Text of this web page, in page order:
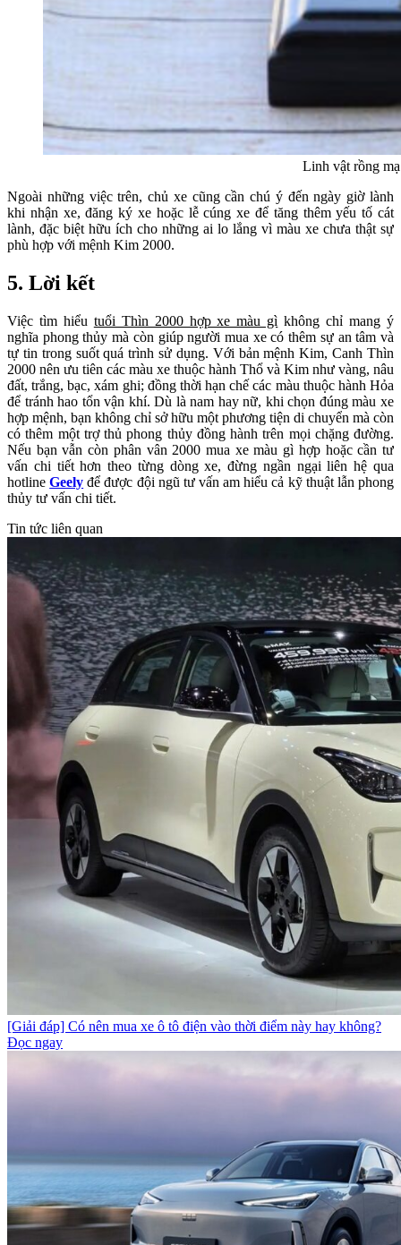
Linh vật rồng
Ngoài những việc trên, chủ xe cũng cần chú ý đến ngày giờ lành
khi nhận xe, đăng ký xe hoặc lễ cúng xe để tăng thêm yếu tố cát
lành, đặc biệt hữu ích cho những ai lo lắng vì màu xe chưa thật sự
phù hợp với mệnh Kim 2000.
5. Lời kết
Việc tìm hiểu tuổi Thìn 2000 hợp xe màu gì không chỉ mang ý
nghĩa phong thủy mà còn giúp người mua xe có thêm sự an tâm và
tự tin trong suốt quá trình sử dụng. Với bản mệnh Kim, Canh Thìn
2000 nên ưu tiên các màu xe thuộc hành Thổ và Kim như vàng, nâu
đất, trắng, bạc, xám ghi; đồng thời hạn chế các màu thuộc hành Hỏa
để tránh hao tổn vận khí. Dù là nam hay nữ, khi chọn đúng màu xe
hợp mệnh, bạn không chỉ sở hữu một phương tiện di chuyển mà còn
có thêm một trợ thủ phong thủy đồng hành trên mọi chặng đường.
Nếu bạn vẫn còn phân vân 2000 mua xe màu gì hợphoặc cần tư
vấn chi tiết hơn theo từng dòng xe, đừng ngần ngại liên hệ qua
hotlineGeely để được đội ngũ tư vấn am hiểu cả kỹ thuật lẫn phong
thủy tư vấn chi tiết.
Tin tức liên quan
[Giải đáp] Có nên mua xe ô tô điện vào thời điểm này hay không?
Đọc ngay